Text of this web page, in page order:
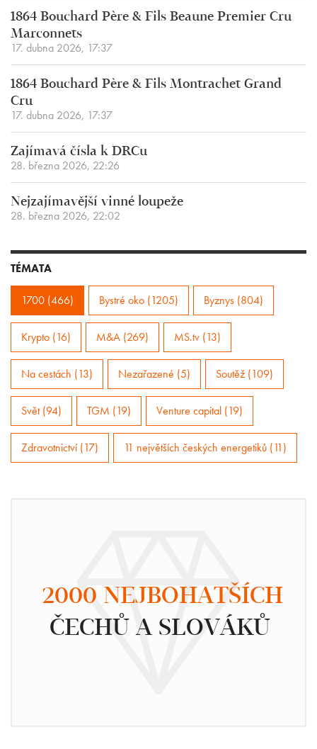
1864 Bouchard Père & Fils Beaune Premier Cru
Marconnets
17. dubna 2026, 17:37
1864 Bouchard Père & Fils Montrachet Grand
Cru
17. dubna 2026, 17:37
Zajímavá čísla k DRCu
28. března 2026, 22:26
Nejzajímavější vinné loupeže
28. března 2026, 22:02
TÉMATA
1700 (466) Bystré oko (1205) Byznys (804)
Krypto (16) M&A (269) MS.tv (13)
Na cestách (13) Nezařazené (5) Soutěž (109)
Svět (94) TGM (19) Venture capital (19)
Zdravotnictví (17) 11 největších českých energetiků (11)
2000 NEJBOHATŠÍCH
ČECHŮ A SLOVÁKŮ